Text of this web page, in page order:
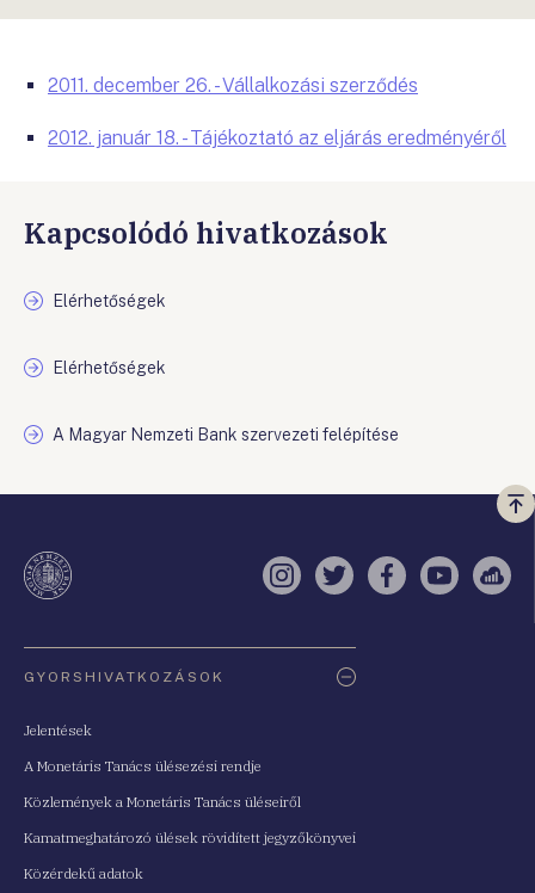
2011. december 26. - Vállalkozási szerződés
2012. január 18. - Tájékoztató az eljárás eredményéről
Kapcsolódó hivatkozások
Elérhetőségek
Elérhetőségek
A Magyar Nemzeti Bank szervezeti felépítése
a
Instagram
TwitterFacebook
YouTube
GYORSHIVATKOZÁSOK
Jelentések
A Monetáris Tanács ülésezési rendje
Közlemények a Monetáris Tanács üléseiről
Kamatmeghatározó ülések rövidített jegyzőkönyvei
Közérdekű adatok